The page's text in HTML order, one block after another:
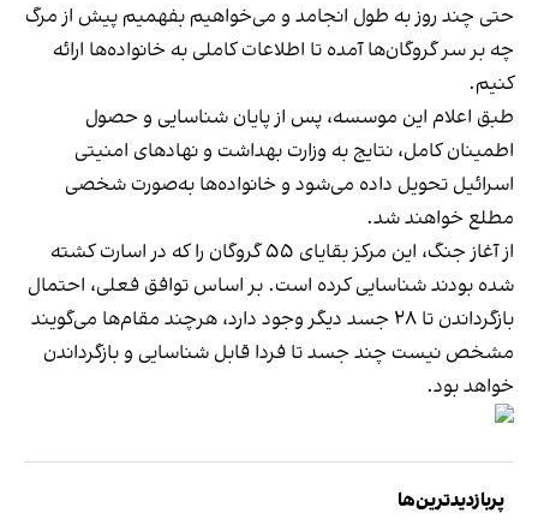
حتی چند روز به طول انجامد و می‌خواهیم بفهمیم پیش از مرگ
چه بر سر گروگان‌ها آمده تا اطلاعات کاملی به خانواده‌ها ارائه
کنیم.
طبق اعلام این موسسه، پس از پایان شناسایی و حصول
اطمینان کامل، نتایج به وزارت بهداشت و نهادهای امنیتی
اسرائیل تحویل داده می‌شود و خانواده‌ها به‌صورت شخصی
مطلع خواهند شد.
از آغاز جنگ، این مرکز بقایای ۵۵ گروگان را که در اسارت کشته
شده بودند شناسایی کرده است. بر اساس توافق فعلی، احتمال
بازگرداندن تا ۲۸ جسد دیگر وجود دارد، هرچند مقام‌ها می‌گویند
مشخص نیست چند جسد تا فردا قابل شناسایی و بازگرداندن
خواهد بود.
پربازدیدترین‌ها